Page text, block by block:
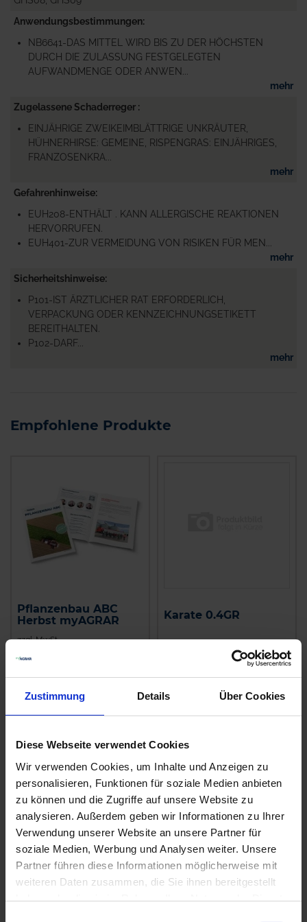
Zustimmung Details Über Cookies
Diese Webseite verwendet Cookies
Wir verwenden Cookies, um Inhalte und Anzeigen zu
personalisieren, Funktionen für soziale Medien anbieten
zu können und die Zugriffe auf unsere Website zu
analysieren. Außerdem geben wir Informationen zu Ihrer
Verwendung unserer Website an unsere Partner für
soziale Medien, Werbung und Analysen weiter. Unsere
Partner führen diese Informationen möglicherweise mit
weiteren Daten zusammen, die Sie ihnen bereitgestellt
haben oder die sie im Rahmen Ihrer Nutzung der Dienste
Anwendungsbestimmungen
NB6641-DAS MITTEL WIRD BIS ZU DER HÖCHSTEN
DURCH DIE ZULASSUNG FESTGELEGTEN
AUFWANDMENGE ODER ANWEN...
mehr
Zugelassene Schaderreger
EINJÄHRIGE ZWEIKEIMBLÄTTRIGE UNKRÄUTER,
HÜHNERHIRSE: GEMEINE, RISPENGRAS: EINJÄHRIGES,
FRANZOSENKRA...
mehr
Gefahrenhinweise
EUH208-ENTHÄLT . KANN ALLERGISCHE REAKTIONEN
HERVORRUFEN.
EUH401-ZUR VERMEIDUNG VON RISIKEN FÜR MEN...
mehr
Sicherheitshinweise
P101-IST ÄRZTLICHER RAT ERFORDERLICH,
VERPACKUNG ODER KENNZEICHNUNGSETIKETT
BEREITHALTEN.
P102-DARF...
mehr
Empfohlene Produkte
Pflanzenbau ABC
Herbst myAGRAR
zzgl. MwSt.
6,30 € / St
WARENKORB
Karate 0.4GR
4,24 € / kg
ZUM PRODUKT
Serraboss
zzgl. MwSt.
Stomp Aqua
zzgl. MwSt.